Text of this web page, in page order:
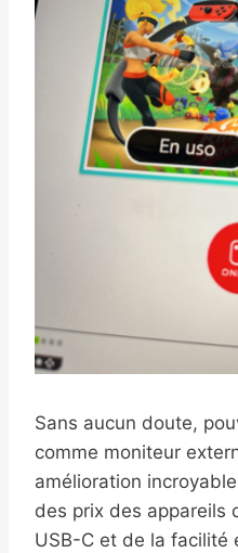
Sans aucun doute,
comme moniteur
amélioration
des prix des appareils
USB-C et de la facilité